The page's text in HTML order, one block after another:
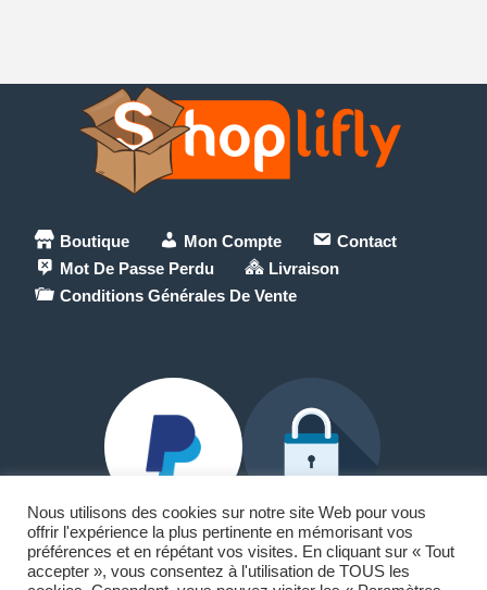
Boutique Mon Compte
Contact
Mot De Passe Perdu
Livraison
Conditions Générales De Vente
Paypal et Carte Bancaire
Nous utilisons des cookies sur notre site Web pour vous
offrir l'expérience la plus pertinente en mémorisant vos
préférences et en répétant vos visites. En cliquant sur « Tout
accepter », vous consentez à l'utilisation de TOUS les